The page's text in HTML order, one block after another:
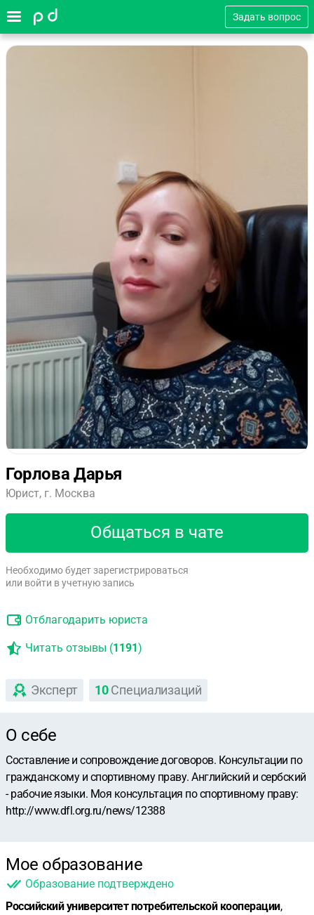
Задать вопрос
Горлова Дарья
Юрист, г. Москва
Общаться в чате
Необходимо будет зарегистрироваться
или войти в учетную запись
Отблагодарить юриста
Читать отзывы (1191)
Эксперт 10 Специализаций
О себе
Составление и сопровождение договоров. Консультации по
гражданскому и спортивному праву. Английский и сербский
- рабочие языки. Моя консультация по спортивному праву:
http://www.dfl.org.ru/news/12388
Мое образование
Образование подтверждено
Российский университет потребительской кооперации,